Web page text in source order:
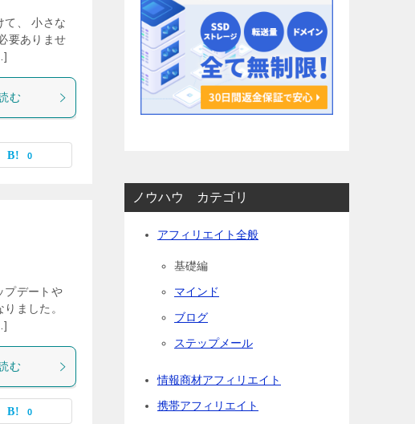
て、 小さな
要ありませ
む
0
プデートや
ました。
む
0
ノウハウ カテゴリ
アフィリエイト全般
基礎編
マインド
ブログ
ステップメール
情報商材アフィリエイト
携帯アフィリエイト